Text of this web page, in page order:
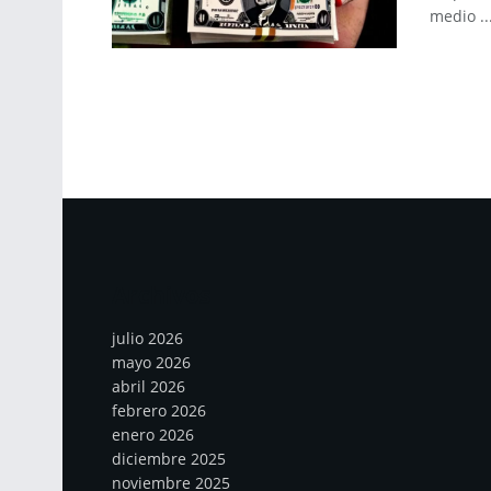
medio
julio 2026
mayo 2026
abril 2026
febrero 2026
enero 2026
diciembre 2025
noviembre 2025